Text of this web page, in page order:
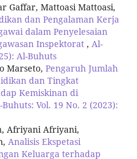
Gaffar, Mattoasi Mattoasi,
dan Pengalaman Kerja
dalam Penyelesaian
Inspektorat , Al-
Al-Buhuts
Marseto, Pengaruh Jumlah
dan Tingkat
Kemiskinan di
Buhuts: Vol. 19 No. 2 (2023):
Afriyani Afriyani,
Analisis Ekspetasi
Keluarga terhadap